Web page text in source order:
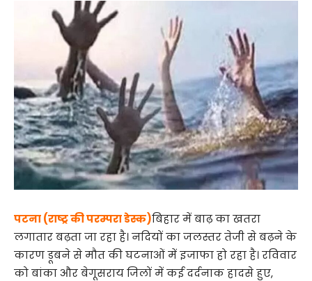
पटना (राष्ट्र की परम्परा डेस्क)बिहार में बाढ़ का खतरा
लगातार बढ़ता जा रहा है। नदियों का जलस्तर तेजी से बढ़ने के
कारण डूबने से मौत की घटनाओं में इजाफा हो रहा है। रविवार
को बांका और बेगूसराय जिलों में कई दर्दनाक हादसे हुए,